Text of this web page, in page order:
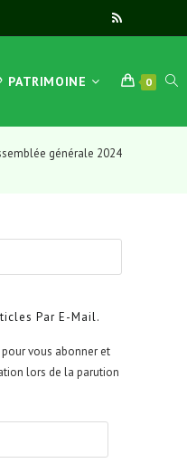
PATRIMOINE 0
générale 2024
Escape
Par E-Mail.
vous abonner et
lors de la parution